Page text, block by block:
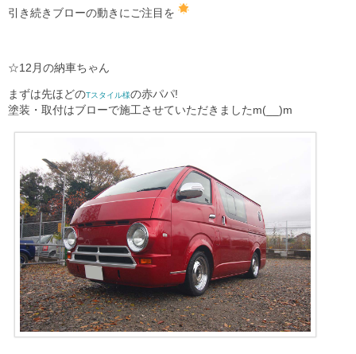
引き続きブローの動きにご注目を
☆12月の納車ちゃん
まずは先ほどのTスタイル様の赤パパ!
塗装・取付はブローで施工させていただきましたm(__)m